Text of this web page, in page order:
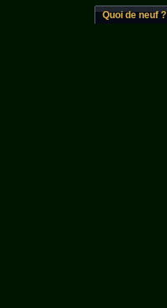
Quoi de neuf ?